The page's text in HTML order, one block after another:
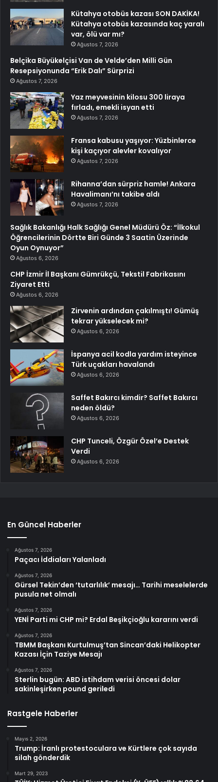
Kütahya otobüs kazası SON DAKİKA!
Kütahya otobüs kazasında kaç yaralı
var, ölü var mı?
Ağustos 7, 2026
Belçika Büyükelçisi Van de Velde’den Milli Gün
Resepsiyonunda “Erik Dalı” Sürprizi
Ağustos 7, 2026
Yaz meyvesinin kilosu 300 liraya
fırladı, emekli isyan etti
Ağustos 7, 2026
Fransa kabusu yaşıyor: Yüzbinlerce
kişi kaçıyor alevler kovalıyor
Ağustos 7, 2026
Rihanna’dan sürpriz hamle! Ankara
Havalimanı’nı takibe aldı
Ağustos 7, 2026
Sağlık Bakanlığı Halk Sağlığı Genel Müdürü Öz: “İlkokul
Öğrencilerinin Dörtte Biri Günde 3 Saatin Üzerinde
Oyun Oynuyor”
Ağustos 6, 2026
CHP İzmir İl Başkanı Gümrükçü, Tekstil Fabrikasını
Ziyaret Etti
Ağustos 6, 2026
Zirvenin ardından çakılmıştı! Gümüş
tekrar yükselecek mi?
Ağustos 6, 2026
İspanya acil kodla yardım isteyince
Türk uçakları havalandı
Ağustos 6, 2026
Saffet Bakırcı kimdir? Saffet Bakırcı
neden öldü?
Ağustos 6, 2026
CHP Tunceli, Özgür Özel’e Destek
Verdi
Ağustos 6, 2026
En Güncel Haberler
Ağustos 7, 2026
Paçacı İddiaları Yalanladı
Ağustos 7, 2026
Gürsel Tekin’den ‘tutarlılık’ mesajı… Tarihi meselelerde
pusula net olmalı
Ağustos 7, 2026
YENİ Parti mi CHP mi? Erdal Beşikçioğlu kararını verdi
Ağustos 7, 2026
TBMM Başkanı Kurtulmuş’tan Sincan’daki Helikopter
Kazası İçin Taziye Mesajı
Ağustos 7, 2026
Sterlin bugün: ABD istihdam verisi öncesi dolar
sakinleşirken pound geriledi
Rastgele Haberler
Mayıs 2, 2026
Trump: İranlı protestoculara ve Kürtlere çok sayıda
silah gönderdik
Mart 29, 2023